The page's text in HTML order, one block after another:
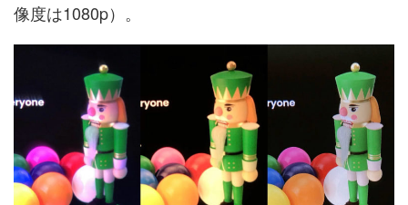
像度は1080p）。